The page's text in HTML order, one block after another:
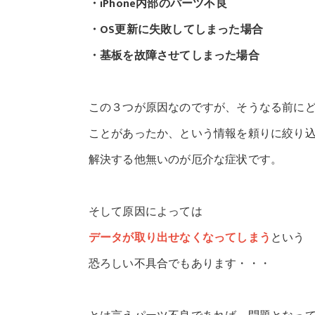
・OS更新に失敗してしまった場合
・基板を故障させてしまった場合
この３つが原因なのですが、そうなる前に
ことがあったか、という情報を頼りに絞り
解決する他無いのが厄介な症状です。
そして原因によっては
データが取り出せなくなってしまうという
恐ろしい不具合でもあります・・・